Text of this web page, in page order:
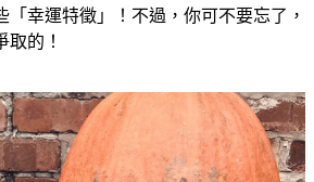
「幸運特徵」！不過，你可不要忘了，
取的！